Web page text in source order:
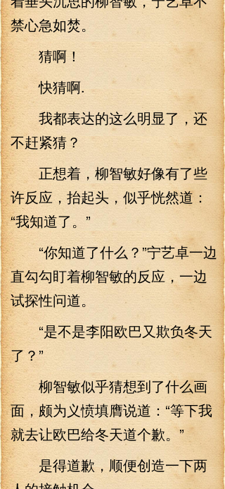
禁心急如焚。
猜啊！
快猜啊.
我都表达的这么明显了，还
不赶紧猜？
正想着，柳智敏好像有了些
许反应，抬起头，似乎恍然道：
“我知道了。”
“你知道了什么？”宁艺卓一边
直勾勾盯着柳智敏的反应，一边
试探性问道。
“是不是李阳欧巴又欺负冬天
了？”
柳智敏似乎猜想到了什么画
面，颇为义愤填膺说道：“等下我
就去让欧巴给冬天道个歉。”
是得道歉，顺便创造一下两